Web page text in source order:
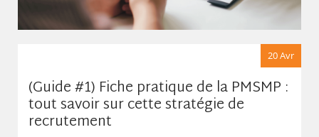
20 Avr
(Guide #1) Fiche pratique de la PMSMP :
tout savoir sur cette stratégie de
recrutement